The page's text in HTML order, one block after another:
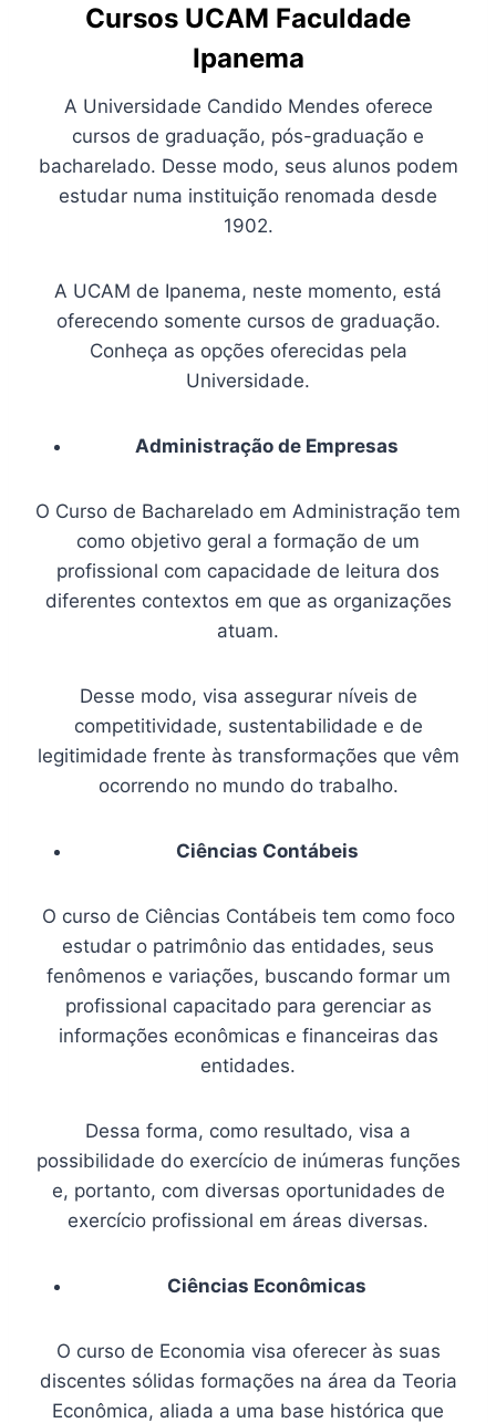
Cursos UCAM Faculdade
Ipanema
A Universidade Candido Mendes oferece
cursos de graduação, pós-graduação e
bacharelado. Desse modo, seus alunos podem
estudar numa instituição renomada desde
1902.
A UCAM de Ipanema, neste momento, está
oferecendo somente cursos de graduação.
Conheça as opções oferecidas pela
Universidade.
Administração de Empresas
O Curso de Bacharelado em Administração tem
como objetivo geral a formação de um
profissional com capacidade de leitura dos
diferentes contextos em que as organizações
atuam.
Desse modo, visa assegurar níveis de
competitividade, sustentabilidade e de
legitimidade frente às transformações que vêm
ocorrendo no mundo do trabalho.
Ciências Contábeis
O curso de Ciências Contábeis tem como foco
estudar o patrimônio das entidades, seus
fenômenos e variações, buscando formar um
profissional capacitado para gerenciar as
informações econômicas e financeiras das
entidades.
Dessa forma, como resultado, visa a
possibilidade do exercício de inúmeras funções
e, portanto, com diversas oportunidades de
exercício profissional em áreas diversas.
Ciências Econômicas
O curso de Economia visa oferecer às suas
discentes sólidas formações na área da Teoria
Econômica, aliada a uma base histórica que